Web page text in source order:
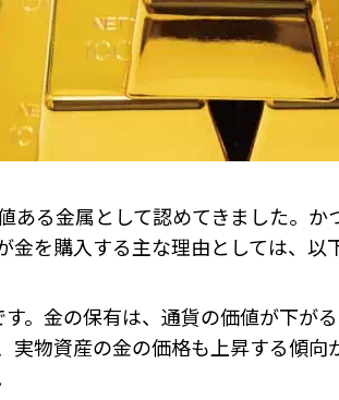
ある金属として認めてきました。
金を購入する主な理由としては、以
。金の保有は、通貨の価値が下が
実物資産の金の価格も上昇する傾